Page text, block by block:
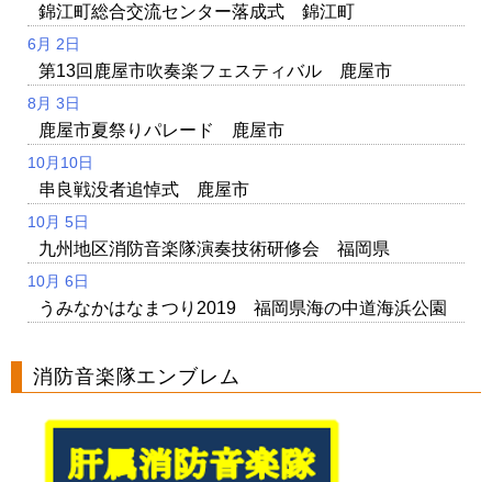
錦江町総合交流センター落成式 錦江町
6月 2日
第13回鹿屋市吹奏楽フェスティバル 鹿屋市
8月 3日
鹿屋市夏祭りパレード 鹿屋市
10月10日
串良戦没者追悼式 鹿屋市
10月 5日
九州地区消防音楽隊演奏技術研修会 福岡県
10月 6日
うみなかはなまつり2019 福岡県海の中道海浜公園
消防音楽隊エンブレム